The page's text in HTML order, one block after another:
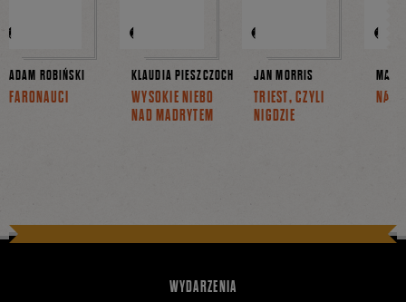
ADAM ROBIŃSKI
FARONAUCI
KLAUDIA PIESZCZOCH
WYSOKIE NIEBO
NAD MADRYTEM
JAN MORRIS
TRIEST, CZYLI
NIGDZIE
NASI
WYDARZENIA